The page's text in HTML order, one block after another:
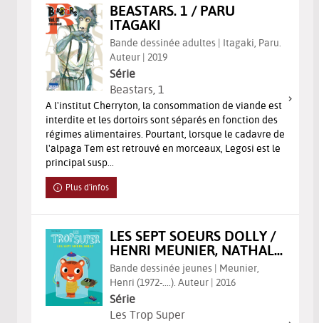
BEASTARS. 1 / PARU
ITAGAKI
Bande dessinée adultes | Itagaki, Paru.
Auteur | 2019
Série
Beastars , 1
A l'institut Cherryton, la consommation de viande est
interdite et les dortoirs sont séparés en fonction des
régimes alimentaires. Pourtant, lorsque le cadavre de
l'alpaga Tem est retrouvé en morceaux, Legosi est le
principal susp...
Plus d'infos
LES SEPT SOEURS DOLLY /
HENRI MEUNIER, NATHAL...
Bande dessinée jeunes | Meunier,
Henri (1972-....). Auteur | 2016
Série
Les Trop Super